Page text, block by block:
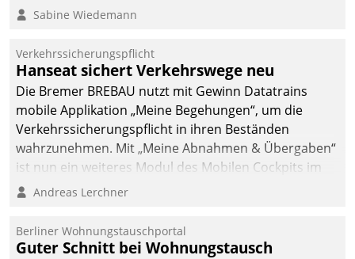
Sabine Wiedemann
Verkehrssicherungspflicht
Hanseat sichert Verkehrswege neu
Die Bremer BREBAU nutzt mit Gewinn Datatrains
mobile Applikation „Meine Begehungen“, um die
Verkehrssicherungspflicht in ihren Beständen
wahrzunehmen. Mit „Meine Abnahmen & Übergaben“
ist nun ein weiteres Modul des Mobilen Cockpits im
Einsatz.
Andreas Lerchner
Berliner Wohnungstauschportal
Guter Schnitt bei Wohnungstausch